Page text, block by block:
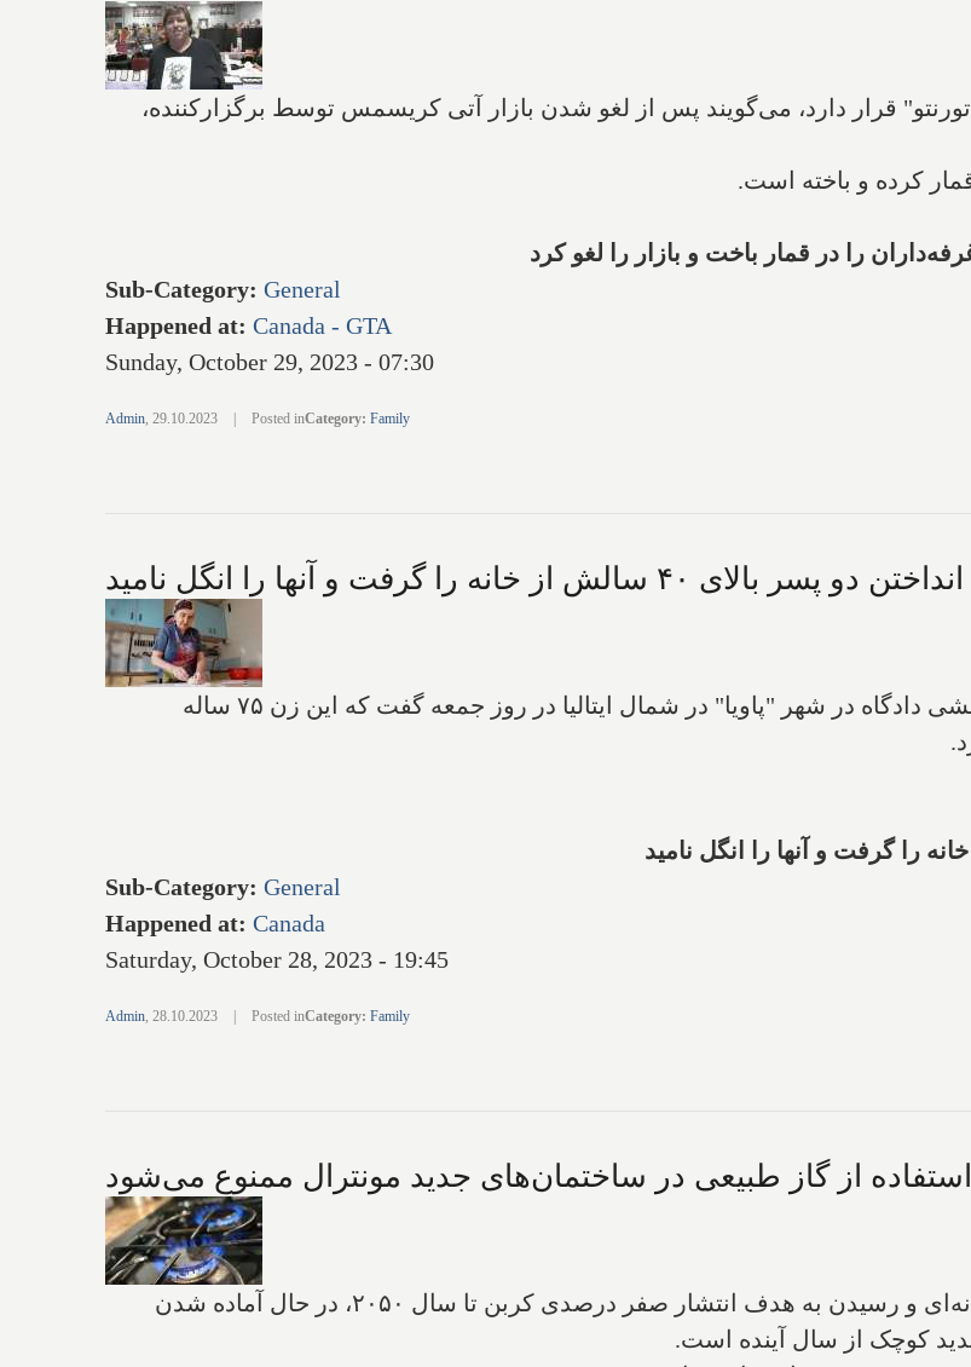
"تورنتو" قرار دارد، می‌گویند پس از لغو شدن بازار آتی کریسمس توسط برگزارکننده،
قمار کرده و باخته است.
را در قمار باخت و بازار را لغو کرد
Sub-Category: General
Happened at: Canada - GTA
Sunday, October 29, 2023 - 07:30
Admin, 29.10.2023 Posted inCategory: Family
سالش از خانه را گرفت و آنها را انگل نامید
به نظر می‌رسد عشق مادری محدودیت‌هایی دارد. یک منشی دادگاه در شهر "پاویا" در شمال ایتالیا در روز جمعه گفت که این زن ۷۵ ساله
Sub-Category: General
Happened at: Canada
Saturday, October 28, 2023 - 19:45
Admin, 28.10.2023 Posted inCategory: Family
استفاده از گاز طبیعی در ساختمان‌های جدید مونترال ممنوع می‌شود
مونترال به عنوان راهی برای کاهش انتشار گازهای گلخانه‌ای و رسیدن به هدف انتشار صفر درصدی کربن تا سال ۲۰۵۰، در حال آماده شدن
کوچک از سال آینده است.